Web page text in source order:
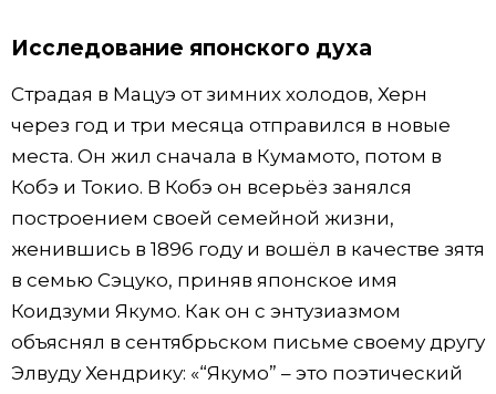
Исследование японского духа
Страдая в Мацуэ от зимних холодов, Херн
через год и три месяца отправился в новые
места. Он жил сначала в Кумамото, потом в
Кобэ и Токио. В Кобэ он всерьёз занялся
построением своей семейной жизни,
женившись в 1896 году и вошёл в качестве зятя
в семью Сэцуко, приняв японское имя
Коидзуми Якумо. Как он с энтузиазмом
объяснял в сентябрьском письме своему другу
Элвуду Хендрику: «“Якумо” – это поэтический